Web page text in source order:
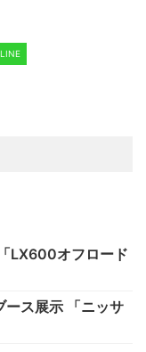
LINE
LX600オフロード
ース展示 「ニッサ